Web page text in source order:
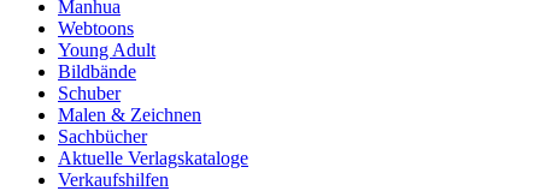
Manhua
Webtoons
Young Adult
Bildbände
Schuber
Malen & Zeichnen
Sachbücher
Aktuelle Verlagskataloge
Verkaufshilfen